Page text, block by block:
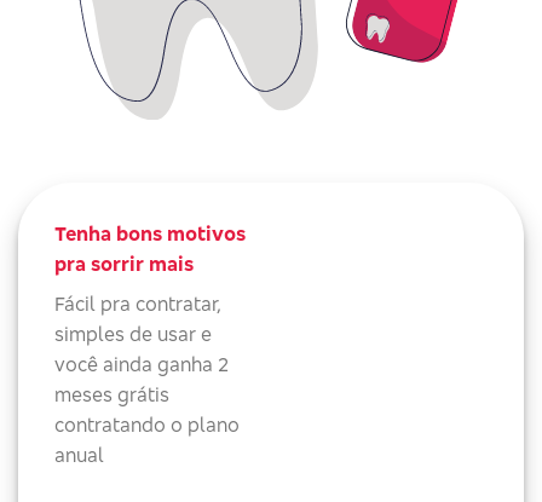
Tenha bons motivos
pra sorrir mais
Fácil pra contratar,
simples de usar e
você ainda ganha 2
meses grátis
contratando o plano
anual